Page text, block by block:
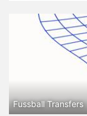
Fussball Transfers